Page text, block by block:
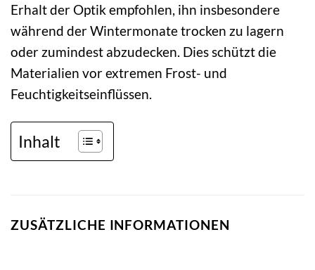
Erhalt der Optik empfohlen, ihn insbesondere
während der Wintermonate trocken zu lagern
oder zumindest abzudecken. Dies schützt die
Materialien vor extremen Frost- und
Feuchtigkeitseinflüssen.
Inhalt
ZUSÄTZLICHE INFORMATIONEN